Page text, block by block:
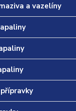
a vazelíny